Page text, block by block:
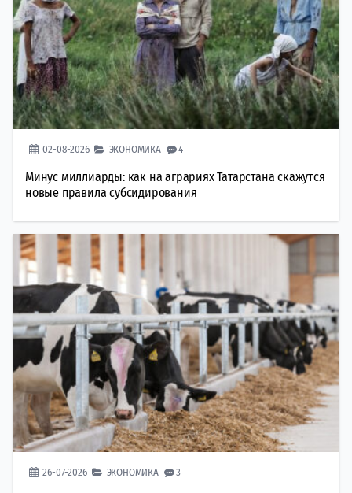
02-08-2026 ЭКОНОМИКА 4
Минус миллиарды: как на аграриях Татарстана скажутся
новые правила субсидирования
26-07-2026 ЭКОНОМИКА 3